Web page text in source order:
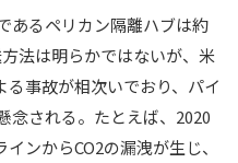
あるペリカン隔離ハブは約
法は明らかではないが、米
る事故が相次いでおり、パイ
念される。たとえば、2020
ンからCO2の漏洩が生じ、